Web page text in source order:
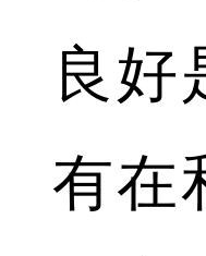
良好
有在